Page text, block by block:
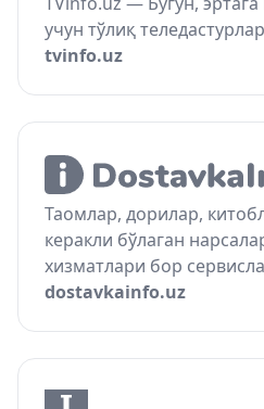
учун тўлиқ
tvinfo.uz
Таомлар, дорилар,
керакли бўлаган
хизматлари бор
dostavkainfo.uz